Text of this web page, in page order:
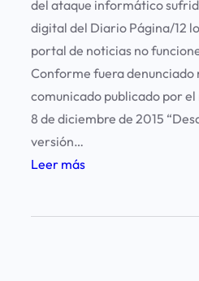
del ataque informático
digital del Diario Página/12
portal de noticias no
Conforme fuera denunciado
comunicado publicado por
8 de diciembre de 2015
versión…
Leer más: